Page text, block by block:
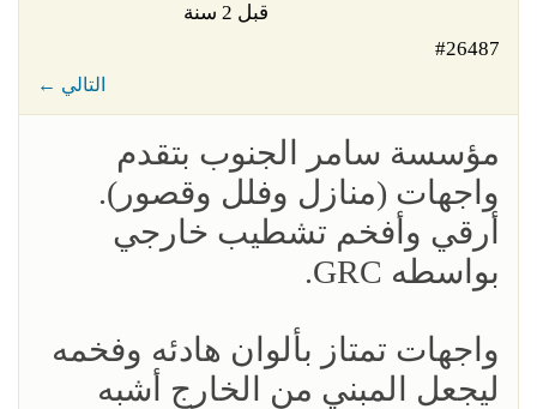
قبل 2 سنة
#26487
← التالي
مؤسسة سامر الجنوب بتقدم
واجهات (منازل وفلل وقصور).
أرقي وأفخم تشطيب خارجي
بواسطه GRC.
واجهات تمتاز بألوان هادئه وفخمه
ليجعل المبني من الخارج أشبه